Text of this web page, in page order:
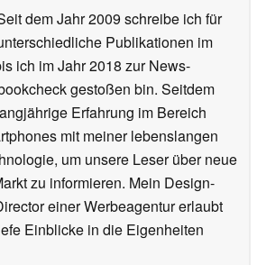
dem Jahr 2009 schreibe ich für
Publikationen im
ich im Jahr 2018 zur News-
gestoßen bin. Seitdem
Erfahrung im Bereich
mit meiner lebenslangen
um unsere Leser über neue
zu informieren. Mein Design-
einer Werbeagentur erlaubt
Einblicke in die Eigenheiten